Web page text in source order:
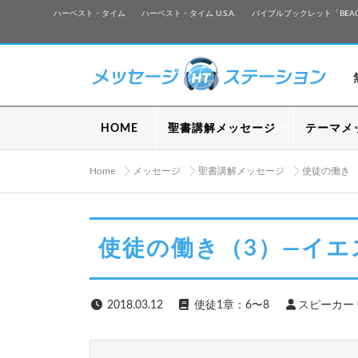
ハーベスト・タイム ハーベスト・タイム U.S.A. バイブルブックレット「
HOME 聖書講解メッセージ テーマメ
Home メッセージ 聖書講解メッセージ 使徒の働き
使徒の働き（3）―イ
2018.03.12 使徒1章：6〜8 スピーカー